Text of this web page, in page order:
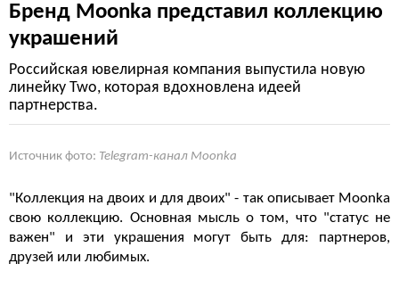
Бренд Moonka представил коллекцию
украшений
Российская ювелирная компания выпустила новую
линейку Two, которая вдохновлена идеей
партнерства.
Источник фото: Telegram-канал Moonka
"Коллекция на двоих и для двоих" - так описывает Moonka
свою коллекцию. Основная мысль о том, что "статус не
важен" и эти украшения могут быть для: партнеров,
друзей или любимых.